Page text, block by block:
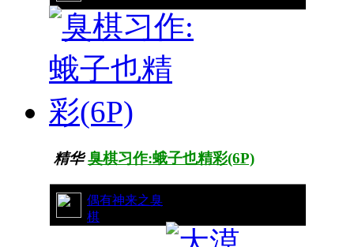
精华 臭棋习作:蛾子也精彩(6P)
偶有神来之臭
棋